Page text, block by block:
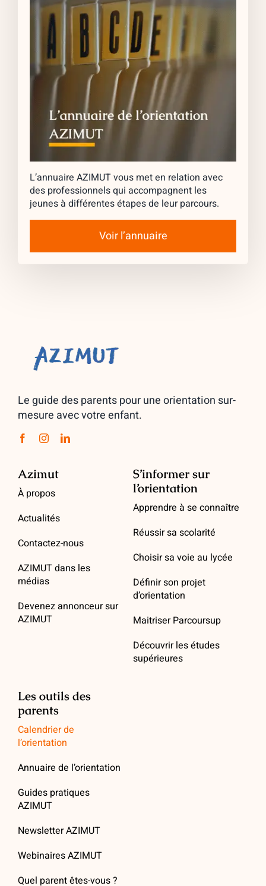
L’annuaire AZIMUT vous met en relation avec
des professionnels qui accompagnent les
jeunes à différentes étapes de leur parcours.
Voir l’annuaire
Le guide des parents pour une orientation sur-
mesure avec votre enfant.
Azimut
À propos
Actualités
Contactez-nous
AZIMUT dans les
médias
Devenez annonceur sur
AZIMUT
S’informer sur
l’orientation
Apprendre à se connaître
Réussir sa scolarité
Choisir sa voie au lycée
Définir son projet
d’orientation
Maitriser Parcoursup
Découvrir les études
supérieures
Les outils des
parents
Calendrier de
l’orientation
Annuaire de l’orientation
Guides pratiques
AZIMUT
Newsletter AZIMUT
Webinaires AZIMUT
Quel parent êtes-vous ?